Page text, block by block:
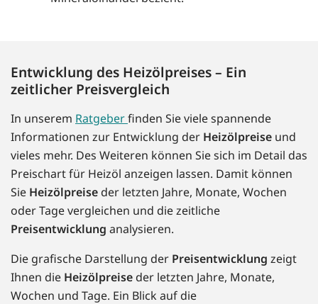
Entwicklung des Heizölpreises – Ein
zeitlicher Preisvergleich
In unserem Ratgeberfinden Sie viele spannende
Informationen zur Entwicklung der Heizölpreise und
vieles mehr. Des Weiteren können Sie sich im Detail das
Preischart für Heizöl anzeigen lassen. Damit können
Sie Heizölpreise der letzten Jahre, Monate, Wochen
oder Tage vergleichen und die zeitliche
Preisentwicklung analysieren.
Die grafische Darstellung der Preisentwicklung zeigt
Ihnen die Heizölpreise der letzten Jahre, Monate,
Wochen und Tage. Ein Blick auf die